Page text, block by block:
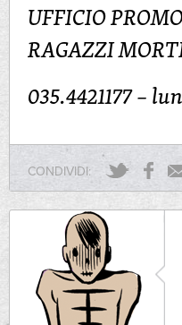
UFFICIO
RAGAZZI
035.4421177 –
CONDIVIDI: